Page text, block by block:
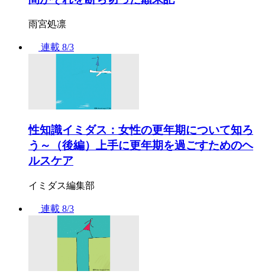
雨宮処凛
連載 8/3
性知識イミダス：女性の更年期について知ろ
う～（後編）上手に更年期を過ごすためのヘ
ルスケア
イミダス編集部
連載 8/3